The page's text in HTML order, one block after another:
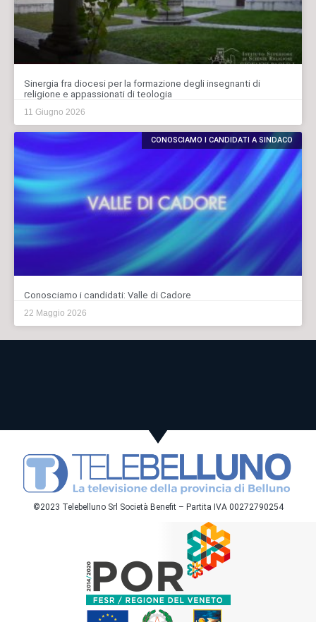
Sinergia fra diocesi per la formazione degli insegnanti di
religione e appassionati di teologia
11 Giugno 2026
CONOSCIAMO I CANDIDATI A SINDACO
Conosciamo i candidati: Valle di Cadore
22 Maggio 2026
©2023 Telebelluno Srl Società Benefit – Partita IVA 00272790254